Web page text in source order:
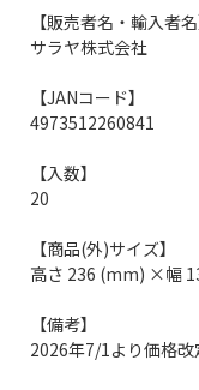
【販売者名・輸入者名
サラヤ株式会社
【JANコード】
4973512260841
【入数】
20
【商品(外)サイズ】
高さ 236 (mm) ×幅
【備考】
2026年7/1より価格改